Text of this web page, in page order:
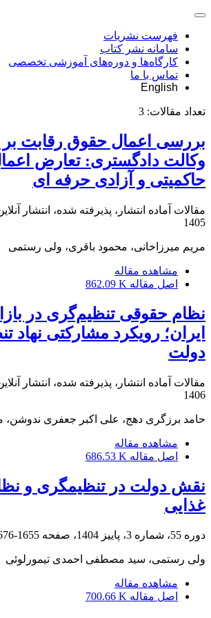
فهرست نشریات
سامانه نشر کتاب
کارگاه‌ها و دوره‌های آموزشی تخصصی
تماس با ما
English
تعداد مقالات: 3
بررسی اعمال حقوق رقابت بر
وکالت دادگستری: تعارض
حاکمیتی و آزادی حرفه‏ ای
مقالات آماده انتشار، پذیرفته شده، انتشار
1405
مریم میرزاخانی، محمود باقری، ولی رستمی
مشاهده مقاله
اصل مقاله 862.09 K
نظام حقوقی تنظیم‌گری در
ایران؛ رویکرد مشارکتی نهاد
دولت
مقالات آماده انتشار، پذیرفته شده، انتشار
1406
حامد برزگری دهج، علی اکبر جعفری
مشاهده مقاله
اصل مقاله 686.53 K
نقش دولت در تنظیم‏گری و
غذایی
دوره 55، شماره 3، پاییز 1404، صفحه 1655-1676
ولی رستمی، سید مصطفی احمدی تیمورلوئی
مشاهده مقاله
اصل مقاله 700.66 K